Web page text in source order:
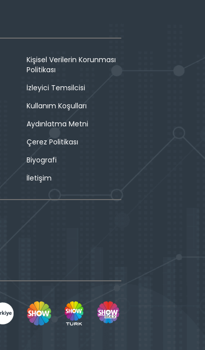
Kişisel Verilerin Korunması
Politikası
İzleyici Temsilcisi
Kullanım Koşulları
Aydınlatma Metni
Çerez Politikası
Biyografi
İletişim